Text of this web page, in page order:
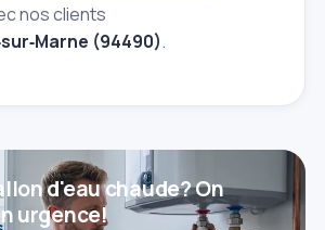
nos clients
(94490).
d'eau chaude? On
urgence!